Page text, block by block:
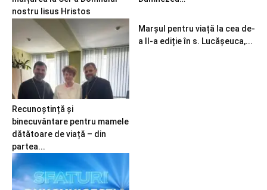
nostru Iisus Hristos
Recunoștință și
binecuvântare pentru mamele
dătătoare de viață – din
partea...
Marșul pentru viață la cea de-
a II-a ediție în s. Lucășeuca,...